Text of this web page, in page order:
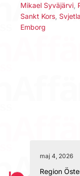
Mikael Syväjärvi
Sankt Kors
Emborg
maj 4, 2026
Region